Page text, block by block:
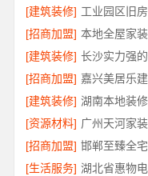
[建筑装修]
[招商加盟] 本地全屋家
[建筑装修]
[招商加盟] 嘉兴美居乐
[建筑装修] 湖南本地装
[资源材料]
[招商加盟]
[生活服务]